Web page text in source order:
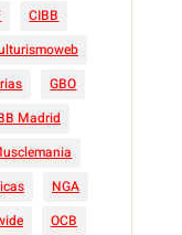
CIBB
GBO
Madrid
NGA
OCB